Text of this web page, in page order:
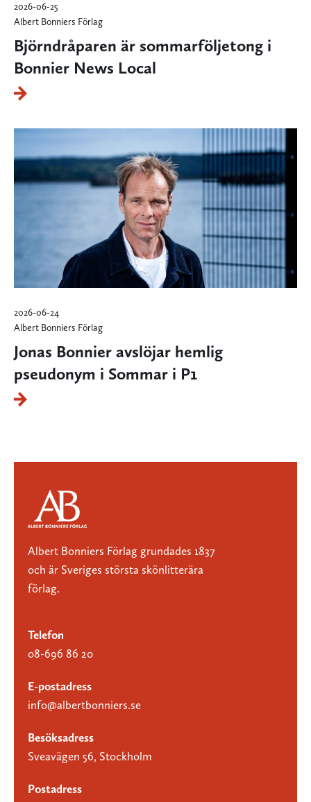
2026-06-25
Albert Bonniers Förlag
Björndråparen är sommarföljetong i
Bonnier News Local
2026-06-24
Albert Bonniers Förlag
Jonas Bonnier avslöjar hemlig
pseudonym i Sommar i P1
Albert Bonniers Förlag grundades 1837
och är Sveriges största skönlitterära
förlag.
Telefon
08-696 86 20
E-postadress
info@albertbonniers.se
Besöksadress
Sveavägen 56, Stockholm
Postadress